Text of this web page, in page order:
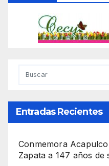
Entradas Recientes
Conmemora
Zapata a 147 años de